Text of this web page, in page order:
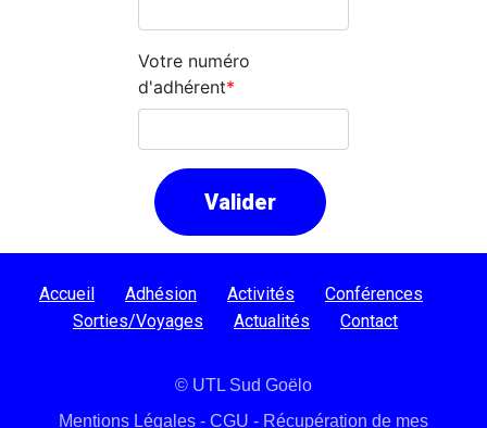
Votre numéro
d'adhérent
Valider
Accueil Adhésion Activités
Conférences
Sorties/Voyages
Actualités Contact
© UTL Sud Goëlo
Mentions Légales - CGU - Récupération de mes